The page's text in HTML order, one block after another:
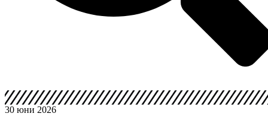
30 юни 2026